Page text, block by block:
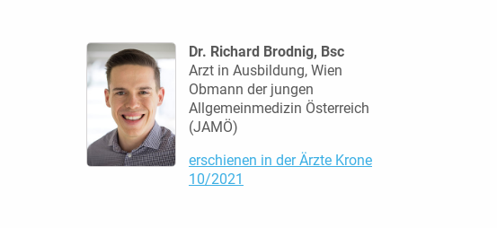
Dr. Richard Brodnig, Bsc
Arzt in Ausbildung, Wien
Obmann der jungen
Allgemeinmedizin Österreich
(JAMÖ)
erschienen in der Ärzte Krone
10/2021